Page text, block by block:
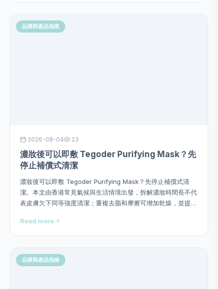
品牌與產品指南
2026-08-04 23
濃妝後可以即敷 Tegoder Purifying Mask？先
停止補償式清潔
濃妝後可以即敷 Tegoder Purifying Mask？先停止補償式清
潔。本文由香港常見氣候與生活情境出發，拆解濃妝時間長不代
表皮膚欠下同等強度清潔；重複去脂和摩擦可增加乾燥，並提供
或作過度功效承諾。
Read more
品牌與產品指南